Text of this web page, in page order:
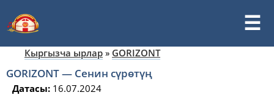
Кыргызча ырлар » GORIZONT
GORIZONT — Сенин сүрөтүң
Датасы: 16.07.2024